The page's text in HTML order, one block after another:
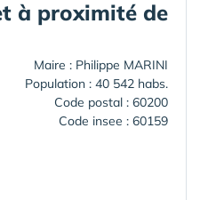
à proximité de
Maire : Philippe MARINI
Population : 40 542 habs.
Code postal : 60200
Code insee : 60159